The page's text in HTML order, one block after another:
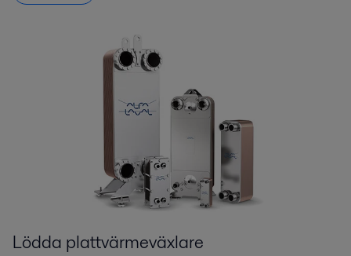
Lödda plattvärmeväxlare